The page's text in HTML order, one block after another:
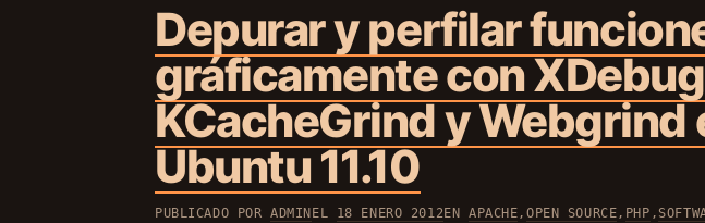
Depurar y perfilar
gráficamente con
KCacheGrind y Webgrind
Ubuntu 11.10
PUBLICADO PORADMIN EL 18 ENERO 2012EN APACHE, OPEN SOURCE, PHP ,